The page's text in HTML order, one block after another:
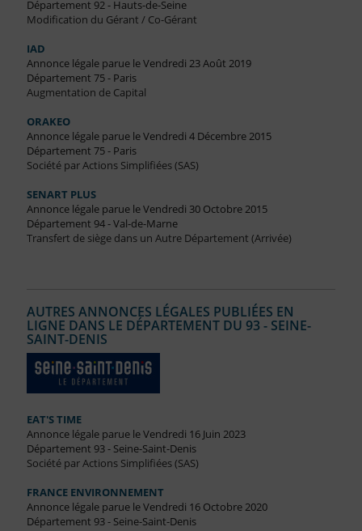
Département 92 - Hauts-de-Seine
Modification du Gérant / Co-Gérant
IAD
Annonce légale parue le Vendredi 23 Août 2019
Département 75 - Paris
Augmentation de Capital
ORAKEO
Annonce légale parue le Vendredi 4 Décembre 2015
Département 75 - Paris
Société par Actions Simplifiées (SAS)
SENART PLUS
Annonce légale parue le Vendredi 30 Octobre 2015
Département 94 - Val-de-Marne
Transfert de siège dans un Autre Département (Arrivée)
AUTRES ANNONCES LÉGALES PUBLIÉES EN
LIGNE DANS LE DÉPARTEMENT DU 93 - SEINE-
SAINT-DENIS
EAT'S TIME
Annonce légale parue le Vendredi 16 Juin 2023
Département 93 - Seine-Saint-Denis
Société par Actions Simplifiées (SAS)
FRANCE ENVIRONNEMENT
Annonce légale parue le Vendredi 16 Octobre 2020
Département 93 - Seine-Saint-Denis